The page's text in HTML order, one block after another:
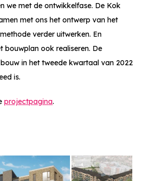
we met de ontwikkelfase. De Kok
met ons het ontwerp van het
verder uitwerken. En
bouwplan ook realiseren. De
in het tweede kwartaal van 2022
is.
projectpagina.